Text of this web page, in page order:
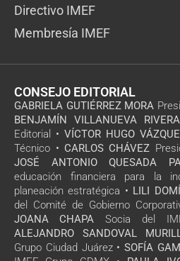
Directivo IMEF
Membresía IMEF
CONSEJO EDITORIAL
GABRIELA GUTIÉRREZ MORA
BENJAMÍN VILLANUEVA RIVERA
Editorial • VÍCTOR HUGO
Técnico • CARLOS CHÁVEZ
JOSÉ ANTONIO QUESADA
educación financiera para la
planeación estratégica • LILI
del Comité de Gobierno
JOANA CHAPA Socia del
ALEJANDRO SANDOVAL
Grupo Ciudad Juárez • SOFÍA